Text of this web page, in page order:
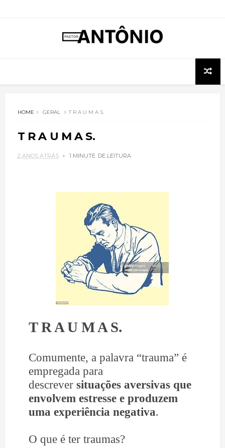
HOME GERAL T R A U M A S.
T R A U M A S.
2 ANOS ATRÁS 1 MINUTE DE LEITURA
T R A U M A S.
Comumente, a palavra “trauma” é
empregada para
descrever situações aversivas que
envolvem estresse e produzem
uma experiência negativa.
O que é ter traumas?